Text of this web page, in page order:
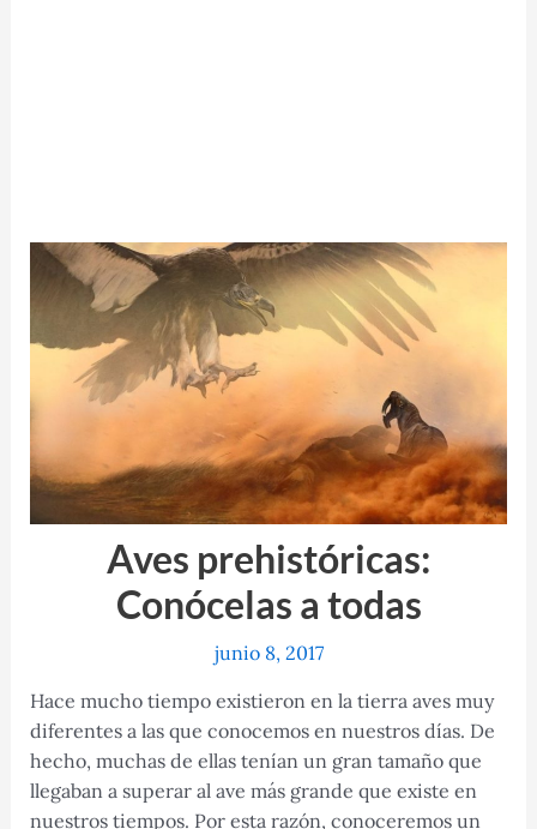
Aves prehistóricas:
Conócelas a todas
junio 8, 2017
Hace mucho tiempo existieron en la tierra aves muy
diferentes a las que conocemos en nuestros días. De
hecho, muchas de ellas tenían un gran tamaño que
llegaban a superar al ave más grande que existe en
nuestros tiempos. Por esta razón, conoceremos un